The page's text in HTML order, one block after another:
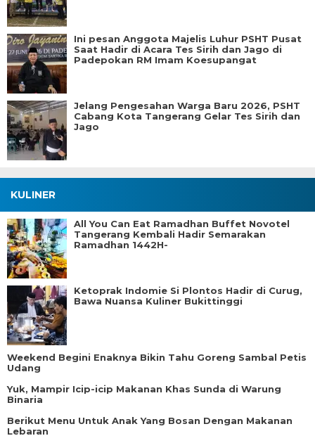
Ini pesan Anggota Majelis Luhur PSHT Pusat
Saat Hadir di Acara Tes Sirih dan Jago di
Padepokan RM Imam Koesupangat
Jelang Pengesahan Warga Baru 2026, PSHT
Cabang Kota Tangerang Gelar Tes Sirih dan
Jago
KULINER
All You Can Eat Ramadhan Buffet Novotel
Tangerang Kembali Hadir Semarakan
Ramadhan 1442H-
Ketoprak Indomie Si Plontos Hadir di Curug,
Bawa Nuansa Kuliner Bukittinggi
Weekend Begini Enaknya Bikin Tahu Goreng Sambal Petis
Udang
Yuk, Mampir Icip-icip Makanan Khas Sunda di Warung
Binaria
Berikut Menu Untuk Anak Yang Bosan Dengan Makanan
Lebaran